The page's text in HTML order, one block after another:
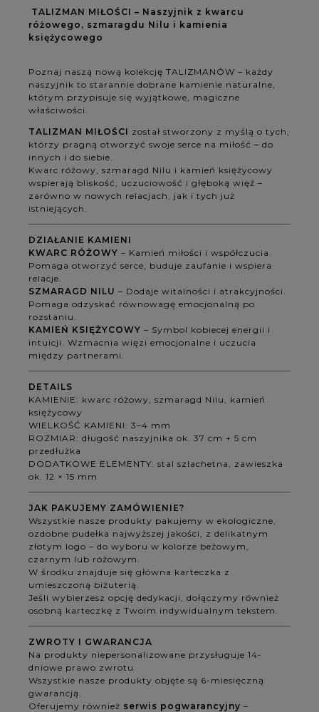
TALIZMAN MIŁOŚCI – Naszyjnik z kwarcu
różowego, szmaragdu Nilu i kamienia
księżycowego
Poznaj naszą nową kolekcję TALIZMANÓW – każdy
naszyjnik to starannie dobrane kamienie naturalne,
którym przypisuje się wyjątkowe, magiczne
właściwości.
TALIZMAN MIŁOŚCI został stworzony z myślą o tych,
którzy pragną otworzyć swoje serce na miłość – do
innych i do siebie.
Kwarc różowy, szmaragd Nilu i kamień księżycowy
wspierają bliskość, uczuciowość i głęboką więź –
zarówno w nowych relacjach, jak i tych już
istniejących.
DZIAŁANIE KAMIENI
KWARC RÓŻOWY – Kamień miłości i współczucia.
Pomaga otworzyć serce, buduje zaufanie i wspiera
relacje.
SZMARAGD NILU – Dodaje witalności i atrakcyjności.
Pomaga odzyskać równowagę emocjonalną po
rozstaniu.
KAMIEŃ KSIĘŻYCOWY – Symbol kobiecej energii i
intuicji. Wzmacnia więzi emocjonalne i uczucia
między partnerami.
DETAILS
KAMIENIE: kwarc różowy, szmaragd Nilu, kamień
księżycowy
WIELKOŚĆ KAMIENI: 3–4 mm
ROZMIAR: długość naszyjnika ok. 37 cm + 5 cm
przedłużka
DODATKOWE ELEMENTY: stal szlachetna, zawieszka
ok. 12 × 15 mm
JAK PAKUJEMY ZAMÓWIENIE?
Wszystkie nasze produkty pakujemy w ekologiczne,
ozdobne pudełka najwyższej jakości, z delikatnym
złotym logo – do wyboru w kolorze beżowym,
czarnym lub różowym.
W środku znajduje się główna karteczka z
umieszczoną biżuterią.
Jeśli wybierzesz opcję dedykacji, dołączymy również
osobną karteczkę z Twoim indywidualnym tekstem.
ZWROTY I GWARANCJA
Na produkty niepersonalizowane przysługuje 14-
dniowe prawo zwrotu.
Wszystkie nasze produkty objęte są 6-miesięczną
gwarancją.
Oferujemy również serwis pogwarancyjny –